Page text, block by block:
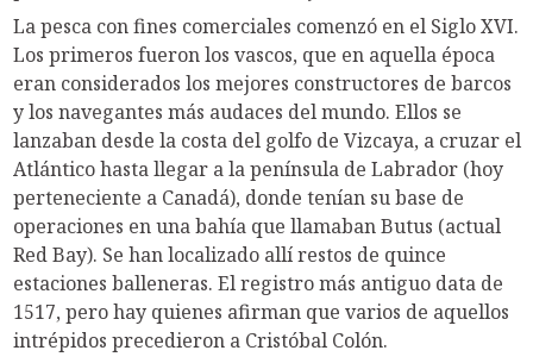
La pesca con fines comerciales comenzó en el Siglo XVI.
Los primeros fueron los vascos, que en aquella época
eran considerados los mejores constructores de barcos
y los navegantes más audaces del mundo. Ellos se
lanzaban desde la costa del golfo de Vizcaya, a cruzar el
Atlántico hasta llegar a la península de Labrador (hoy
perteneciente a Canadá), donde tenían su base de
operaciones en una bahía que llamaban Butus (actual
Red Bay). Se han localizado allí restos de quince
estaciones balleneras. El registro más antiguo data de
1517, pero hay quienes afirman que varios de aquellos
intrépidos precedieron a Cristóbal Colón.